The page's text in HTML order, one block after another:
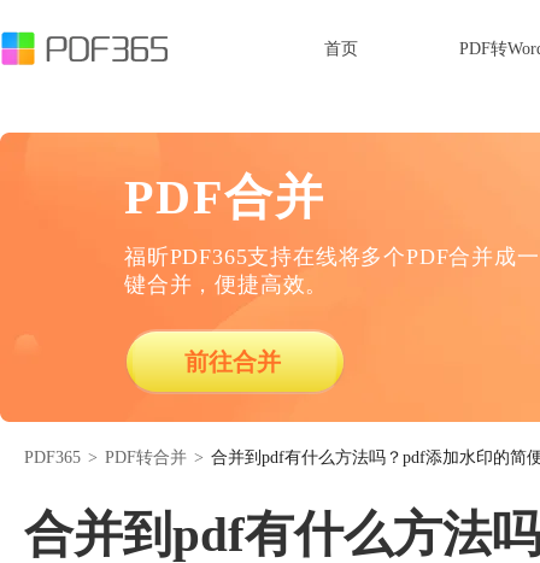
首页 PDF转
PDF合并
福昕PDF365支持在线将多个PDF合并成
键合并，便捷高效。
前往合并
PDF365 > PDF转合并 > 合并到pdf有什么方法吗？pdf添加水印的简
合并到pdf有什么方法